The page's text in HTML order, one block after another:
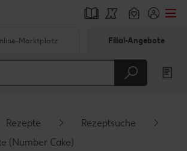
Marktplatz Filial-Angebote
Rezepte
Rezeptsuche
(Number Cake)